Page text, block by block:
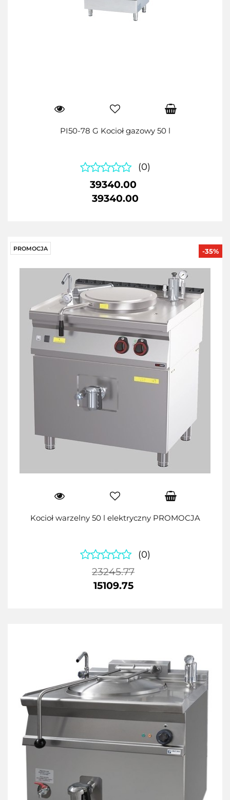
PI50-78 G Kocioł gazowy 50 l
(0)
39340.00
39340.00
PROMOCJA
Kocioł warzelny 50 l elektryczny PROMOCJA
(0)
23245.77
-35%
15109.75